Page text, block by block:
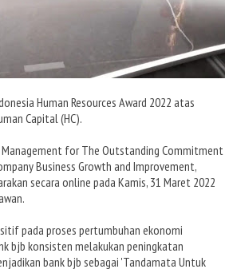
Human Resources Award 2022 atas
Capital (HC).
for The Outstanding Commitment
Business Growth and Improvement,
secara online pada Kamis, 31 Maret 2022
pada proses pertumbuhan ekonomi
bjb konsisten melakukan peningkatan
bank bjb sebagai 'Tandamata Untuk